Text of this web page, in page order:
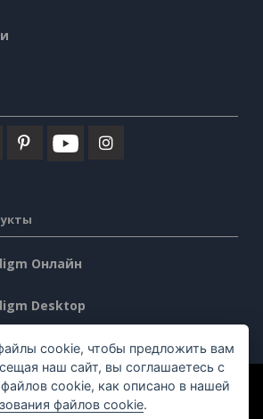
Онлайн
Desktop
Все права защищены.
cookie, чтобы предложить вам
наш сайт, вы соглашаетесь с
cookie, как описано в нашей
файлов cookie.